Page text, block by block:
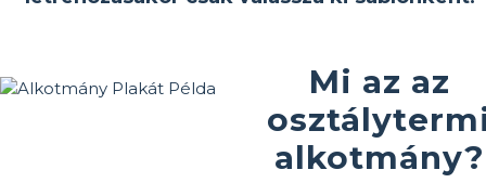
Mi az az
alkotmány?